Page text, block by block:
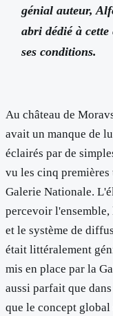
génial auteur,
abri dédié à
ses conditions.
Au château de
avait un manque de
éclairés par de
vu les cinq
Galerie Nationale.
percevoir
et le système de
était littéralement
mis en place par la
aussi parfait que
que le concept